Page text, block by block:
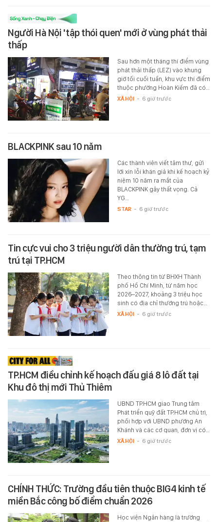
Người Hà Nội 'tập thói quen' mới ở vùng phát thải
thấp
Sau hơn một tháng thí điểm vùng
phát thải thấp (LEZ) vào khung
giờ tối cuối tuần, khu vực thí điểm
thuộc phường Hoàn Kiếm đã có…
XÃ HỘI - 6 giờ trước
BLACKPINK sau 10 năm
Các thành viên viết tâm thư, gửi
lời xin lỗi khán giả khi kế hoạch kỷ
niệm 10 năm ra mắt của
BLACKPINK gây thất vọng. Cả
YG…
STAR - 6 giờ trước
Tin cực vui cho 3 triệu người dân thường trú, tạm
trú tại TP.HCM
Theo thông tin từ BHXH Thành
phố Hồ Chí Minh, từ năm học
2026–2027, khoảng 3 triệu học
sinh có địa chỉ thường trú hoặc…
XÃ HỘI - 6 giờ trước
TP.HCM điều chỉnh kế hoạch đấu giá 8 lô đất tại
Khu đô thị mới Thủ Thiêm
UBND TP.HCM giao Trung tâm
Phát triển quỹ đất TP.HCM chủ trì,
phối hợp với UBND phường An
Khánh và các cơ quan, đơn vị có…
XÃ HỘI - 6 giờ trước
CHÍNH THỨC: Trường đầu tiên thuộc BIG4 kinh tế
miền Bắc công bố điểm chuẩn 2026
Học viện Ngân hàng là trường